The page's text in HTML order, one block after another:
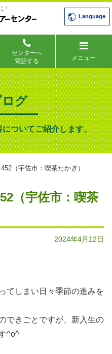
！
Language
センターへ
電話する
メニュー
グ
ついてご紹介します。
（宇佐市：喫茶たかぎ）
（宇佐市：喫茶
2024年4月12日
てしまい日々季節の進みを
できごとですが、新入生の
^o^